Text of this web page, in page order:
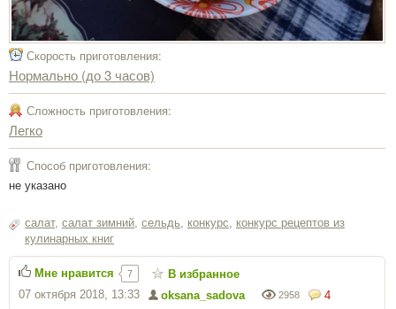
Скорость приготовления:
Нормально (до 3 часов)
Сложность приготовления:
Легко
Способ приготовления:
не указано
салат, салат зимний, сельдь, конкурс, конкурс рецептов из
кулинарных книг
4
2958
oksana_sadova
07 октября 2018, 13:33
Мне нравится 7 В избранное